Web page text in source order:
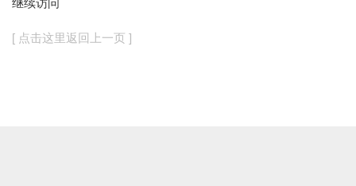
继续访问
[ 点击这里返回上一页 ]